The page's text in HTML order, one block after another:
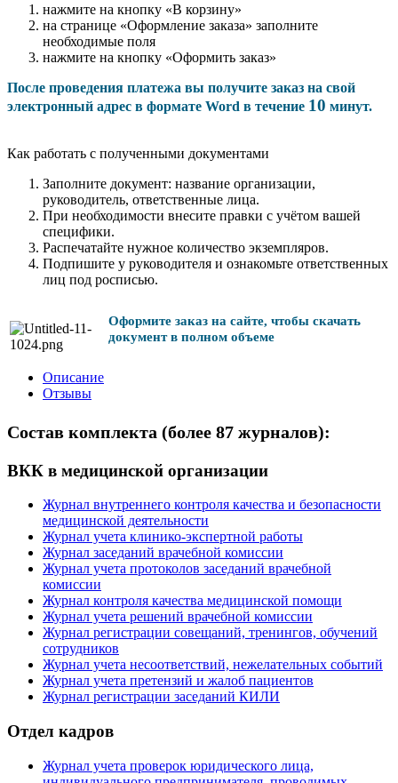
нажмите на кнопку «В корзину»
на странице «Оформление заказа» заполните
необходимые поля
нажмите на кнопку «Оформить заказ»
После проведения платежа вы получите заказ на свой
электронный адрес в формате Word в течение 10 минут.
Как работать с полученными документами
Заполните документ: название организации,
руководитель, ответственные лица.
При необходимости внесите правки с учётом вашей
специфики.
Распечатайте нужное количество экземпляров.
Подпишите у руководителя и ознакомьте ответственных
лиц под росписью.
Оформите заказ на сайте, чтобы скачать
документ в полном объеме
Описание
Отзывы
Состав комплекта (более 87 журналов):
ВКК в медицинской организации
Журнал внутреннего контроля качества и безопасности
медицинской деятельности
Журнал учета клинико-экспертной работы
Журнал заседаний врачебной комиссии
Журнал учета протоколов заседаний врачебной
комиссии
Журнал контроля качества медицинской помощи
Журнал учета решений врачебной комиссии
Журнал регистрации совещаний, тренингов, обучений
сотрудников
Журнал учета несоответствий, нежелательных событий
Журнал учета претензий и жалоб пациентов
Журнал регистрации заседаний КИЛИ
Отдел кадров
Журнал учета проверок юридического лица,